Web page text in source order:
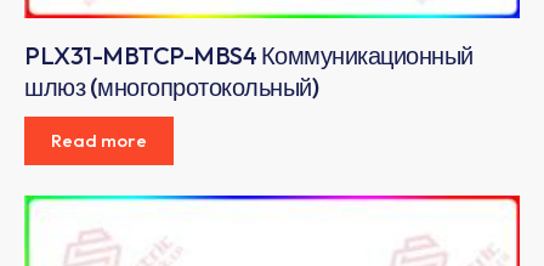
PLX31-MBTCP-MBS4 Коммуникационный
шлюз (многопротокольный)
Read more